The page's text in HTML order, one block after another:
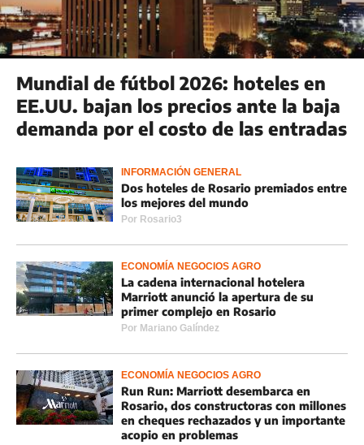
Mundial de fútbol 2026: hoteles en
EE.UU. bajan los precios ante la baja
demanda por el costo de las entradas
INFORMACIÓN GENERAL
Dos hoteles de Rosario premiados entre
los mejores del mundo
Por Rosario3
ECONOMÍA NEGOCIOS AGRO
La cadena internacional hotelera
Marriott anunció la apertura de su
primer complejo en Rosario
Por Mariano Galíndez
ECONOMÍA NEGOCIOS AGRO
Run Run: Marriott desembarca en
Rosario, dos constructoras con millones
en cheques rechazados y un importante
acopio en problemas